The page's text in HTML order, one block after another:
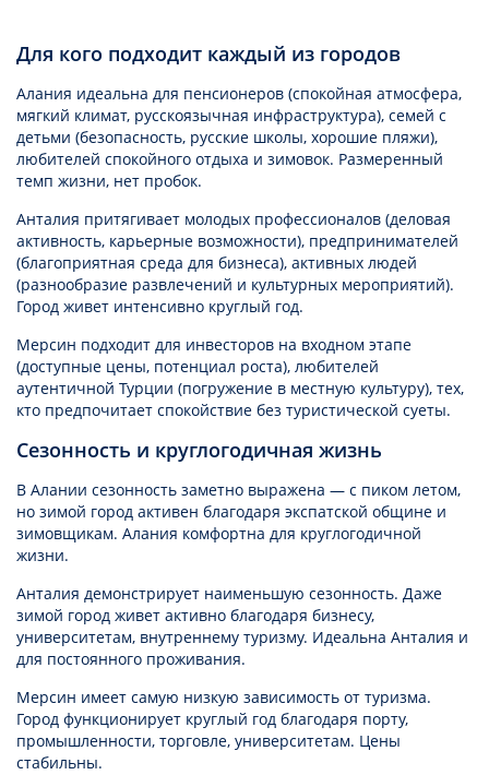
Для кого подходит каждый из городов
Алания идеальна для пенсионеров (спокойная атмосфера,
мягкий климат, русскоязычная инфраструктура), семей с
детьми (безопасность, русские школы, хорошие пляжи),
любителей спокойного отдыха и зимовок. Размеренный
темп жизни, нет пробок.
Анталия притягивает молодых профессионалов (деловая
активность, карьерные возможности), предпринимателей
(благоприятная среда для бизнеса), активных людей
(разнообразие развлечений и культурных мероприятий).
Город живет интенсивно круглый год.
Мерсин подходит для инвесторов на входном этапе
(доступные цены, потенциал роста), любителей
аутентичной Турции (погружение в местную культуру), тех,
кто предпочитает спокойствие без туристической суеты.
Сезонность и круглогодичная жизнь
В Алании сезонность заметно выражена — с пиком летом,
но зимой город активен благодаря экспатской общине и
зимовщикам. Алания комфортна для круглогодичной
жизни.
Анталия демонстрирует наименьшую сезонность. Даже
зимой город живет активно благодаря бизнесу,
университетам, внутреннему туризму. Идеальна Анталия и
для постоянного проживания.
Мерсин имеет самую низкую зависимость от туризма.
Город функционирует круглый год благодаря порту,
промышленности, торговле, университетам. Цены
стабильны.